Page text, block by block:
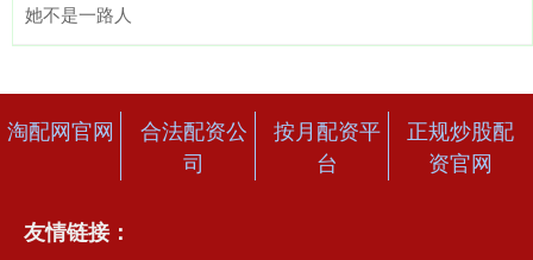
她不是一路人
淘配网官网
合法配资公
司
按月配资平
台
正规炒股配
资官网
友情链接：